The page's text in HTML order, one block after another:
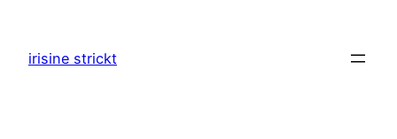
springen
irisine strickt